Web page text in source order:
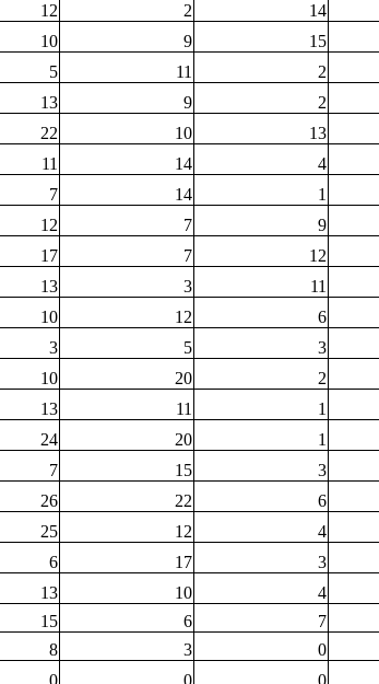
12 2 14
10 9 15
5 11 2
13 9 2
22 10 13
11 14 4
7 14 1
12 7 9
17 7 12
13 3 11
10 12 6
3 5 3
10 20 2
13 11 1
24 20 1
7 15 3
26 22 6
25 12 4
6 17 3
13 10 4
15 6 7
8 3 0
0 0 0